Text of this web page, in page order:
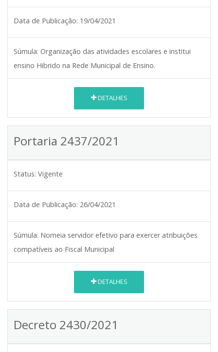
Data de Publicação: 19/04/2021
Súmula: Organização das atividades escolares e institui
ensino Hibrido na Rede Municipal de Ensino.
DETALHES
Portaria 2437/2021
Status: Vigente
Data de Publicação: 26/04/2021
Súmula: Nomeia servidor efetivo para exercer atribuições
compatíveis ao Fiscal Municipal
DETALHES
Decreto 2430/2021